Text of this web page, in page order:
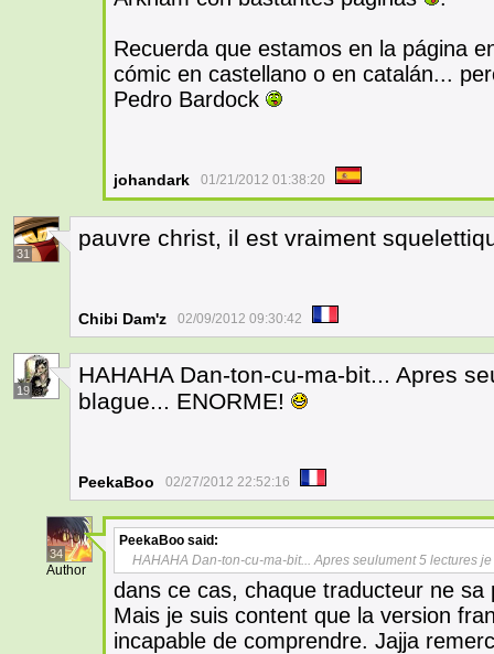
Recuerda que estamos en la página
cómic en castellano o en catalán...
Pedro Bardock
johandark 01/21/2012 01:38:20
31
pauvre christ, il est vraiment
Chibi Dam'z 02/09/2012 09:30:42
19
HAHAHA Dan-ton-cu-ma-bit... Apres
blague... ENORME!
PeekaBoo 02/27/2012 22:52:16
34
Author
PeekaBoo said:
HAHAHA Dan-ton-cu-ma-bit... Apres seulument 5 lectures
dans ce cas, chaque traducteur ne
Mais je suis content que la version
incapable de comprendre. Jajja